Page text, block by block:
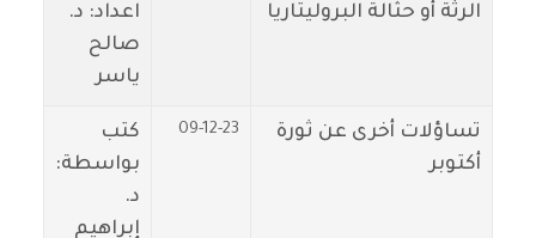
الرثة أو حثالة البروليتاريا
اعداد: د.
صالح
ياسر
تساؤلات أخرى عن ثورة
أكتوبر
09-12-23
كتب
بواسطة:
د.
إبراهيم